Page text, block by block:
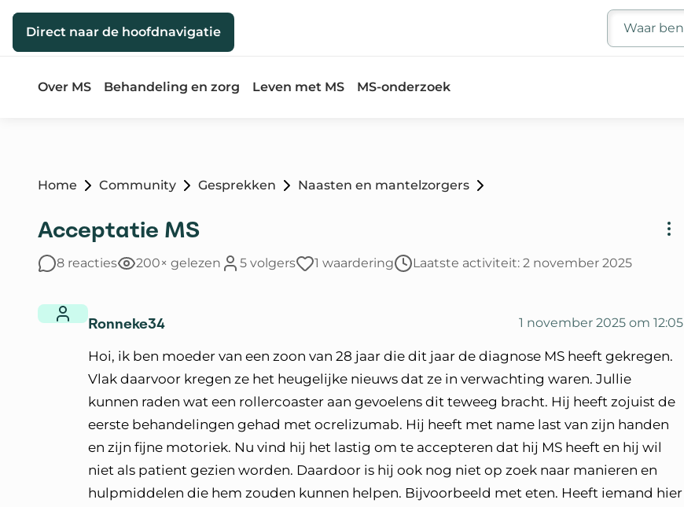
Direct naar de inhoud
Direct naar de hoofdnavigatie
Zoeken
Over MS Behandeling en zorg Leven met MS MS-onderzoek
Home Community Gesprekken Naasten en mantelzorgers
Acceptatie MS
8 reacties 200× gelezen 5 volgers 1 waardering Laatste activiteit: 2 november 2025
Ronneke34 1 november 2025 om 12:05
Hoi, ik ben moeder van een zoon van 28 jaar die dit jaar de diagnose MS heeft gekregen.
Vlak daarvoor kregen ze het heugelijke nieuws dat ze in verwachting waren. Jullie
kunnen raden wat een rollercoaster aan gevoelens dit teweeg bracht. Hij heeft zojuist de
eerste behandelingen gehad met ocrelizumab. Hij heeft met name last van zijn handen
en zijn fijne motoriek. Nu vind hij het lastig om te accepteren dat hij MS heeft en hij wil
niet als patient gezien worden. Daardoor is hij ook nog niet op zoek naar manieren en
hulpmiddelen die hem zouden kunnen helpen. Bijvoorbeeld met eten. Heeft iemand hier